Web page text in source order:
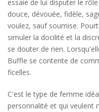
essaie de lui disputer le
douce, dévouée, fidèle,
voulez, sauf soumise.
simuler la docilité et la
se douter de rien.
Buffle se contente de
ficelles.
C'est le type de femme
personnalité et qui veulent